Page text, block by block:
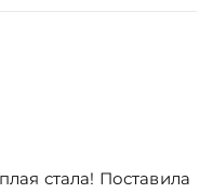
стала! Поставила